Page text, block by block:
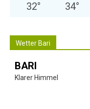
32° 34°
Wetter Bari
BARI
Klarer Himmel